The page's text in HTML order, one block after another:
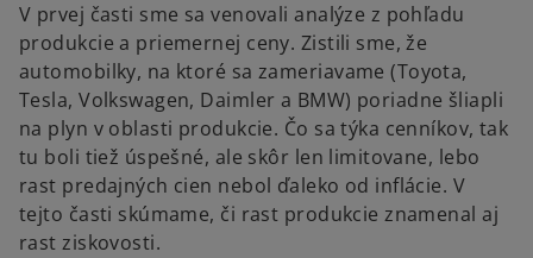
V prvej časti sme sa venovali analýze z pohľadu
produkcie a priemernej ceny. Zistili sme, že
automobilky, na ktoré sa zameriavame (Toyota,
Tesla, Volkswagen, Daimler a BMW) poriadne šliapli
na plyn v oblasti produkcie. Čo sa týka cenníkov, tak
tu boli tiež úspešné, ale skôr len limitovane, lebo
rast predajných cien nebol ďaleko od inflácie. V
tejto časti skúmame, či rast produkcie znamenal aj
rast ziskovosti.